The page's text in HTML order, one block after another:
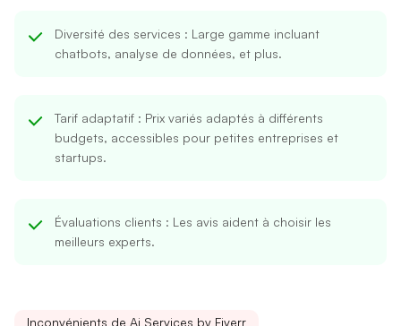
Diversité des services : Large gamme incluant
chatbots, analyse de données, et plus.
Tarif adaptatif : Prix variés adaptés à différents
budgets, accessibles pour petites entreprises et
startups.
Évaluations clients : Les avis aident à choisir les
meilleurs experts.
Inconvénients de Ai Services by Fiverr